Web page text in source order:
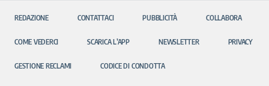
REDAZIONE CONTATTACI PUBBLICITÀ COLLABORA
COME VEDERCI SCARICA L’APP NEWSLETTER PRIVACY
GESTIONE RECLAMI CODICE DI CONDOTTA